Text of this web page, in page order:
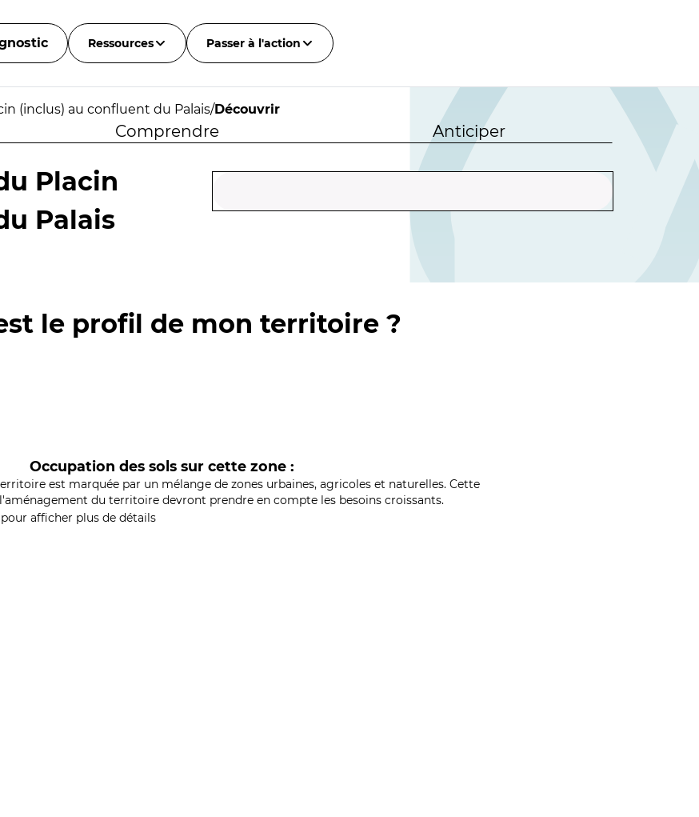
Ressources Passer à l'action
(inclus) au confluent du Palais/Découvrir
Comprendre Anticiper
Placin
Palais
le profil de mon territoire ?
Occupation des sols sur cette zone :
est marquée par un mélange de zones urbaines, agricoles et naturelles. Cette
du territoire devront prendre en compte les besoins croissants.
afficher plus de détails